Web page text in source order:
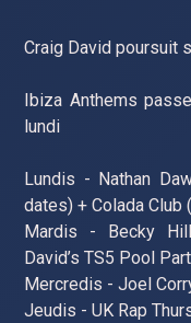
Craig David poursuit
Ibiza Anthems
lundi
Lundis - Nathan
dates) + Colada Club
Mardis - Becky
David’s TS5 Pool
Mercredis - Joel
Jeudis - UK Rap